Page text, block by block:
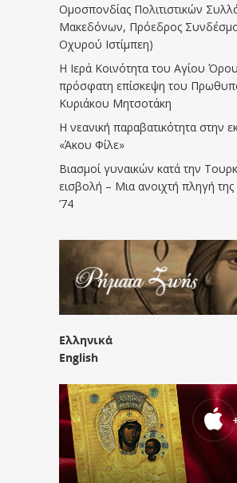
Ομοσπονδίας Πολιτιστικών
Μακεδόνων, Πρόεδρος
Οχυρού Ιστίμπεη)
Η Ιερά Κοινότητα του Αγίου
πρόσφατη επίσκεψη του
Κυριάκου Μητσοτάκη
Η νεανική παραβατικότητα στην
«Άκου Φίλε»
Βιασμοί γυναικών κατά την
εισβολή – Μια ανοιχτή πληγή της
’74
Ελληνικά
English